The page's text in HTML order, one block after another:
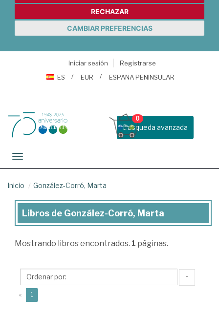
RECHAZAR
CAMBIAR PREFERENCIAS
Iniciar sesión
Registrarse
ES
EUR ESPAÑA PENINSULAR
Busqueda avanzada
0
Toggle navigation
Inicio González-Corró, Marta
Libros
González-
Marta
Libros de González-Corró, Marta
Mostrando libros encontrados. 1 páginas.
↑
« 1